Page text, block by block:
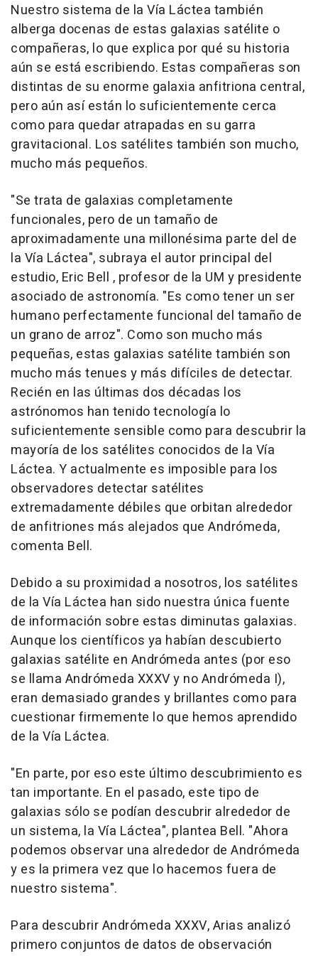
Nuestro sistema de la Vía Láctea también
alberga docenas de estas galaxias satélite o
compañeras, lo que explica por qué su historia
aún se está escribiendo. Estas compañeras son
distintas de su enorme galaxia anfitriona central,
pero aún así están lo suficientemente cerca
como para quedar atrapadas en su garra
gravitacional. Los satélites también son mucho,
mucho más pequeños.
"Se trata de galaxias completamente
funcionales, pero de un tamaño de
aproximadamente una millonésima parte del de
la Vía Láctea", subraya el autor principal del
estudio, Eric Bell , profesor de la UM y presidente
asociado de astronomía. "Es como tener un ser
humano perfectamente funcional del tamaño de
un grano de arroz". Como son mucho más
pequeñas, estas galaxias satélite también son
mucho más tenues y más difíciles de detectar.
Recién en las últimas dos décadas los
astrónomos han tenido tecnología lo
suficientemente sensible como para descubrir la
mayoría de los satélites conocidos de la Vía
Láctea. Y actualmente es imposible para los
observadores detectar satélites
extremadamente débiles que orbitan alrededor
de anfitriones más alejados que Andrómeda,
comenta Bell.
Debido a su proximidad a nosotros, los satélites
de la Vía Láctea han sido nuestra única fuente
de información sobre estas diminutas galaxias.
Aunque los científicos ya habían descubierto
galaxias satélite en Andrómeda antes (por eso
se llama Andrómeda XXXV y no Andrómeda I),
eran demasiado grandes y brillantes como para
cuestionar firmemente lo que hemos aprendido
de la Vía Láctea.
"En parte, por eso este último descubrimiento es
tan importante. En el pasado, este tipo de
galaxias sólo se podían descubrir alrededor de
un sistema, la Vía Láctea", plantea Bell. "Ahora
podemos observar una alrededor de Andrómeda
y es la primera vez que lo hacemos fuera de
nuestro sistema".
Para descubrir Andrómeda XXXV, Arias analizó
primero conjuntos de datos de observación